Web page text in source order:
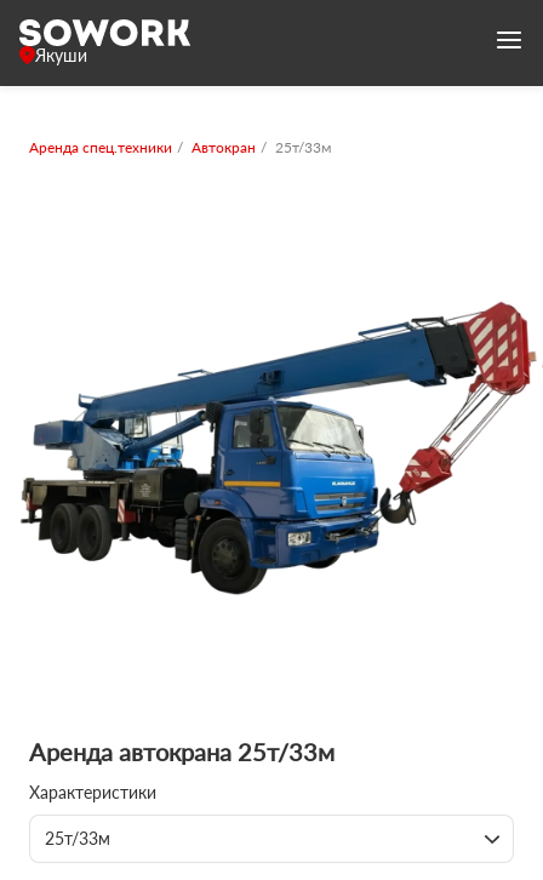
Якуши
Аренда спец.техники Автокран 25т/33м
Аренда автокрана 25т/33м
Характеристики
25т/33м